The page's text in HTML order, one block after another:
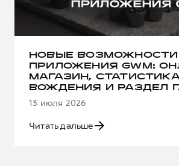
НОВЫЕ ВОЗМОЖНОСТИ
ПРИЛОЖЕНИЯ GWM:
МАГАЗИН,
ВОЖДЕНИЯ И РАЗДЕЛ
13 июля 2026
Читать дальше